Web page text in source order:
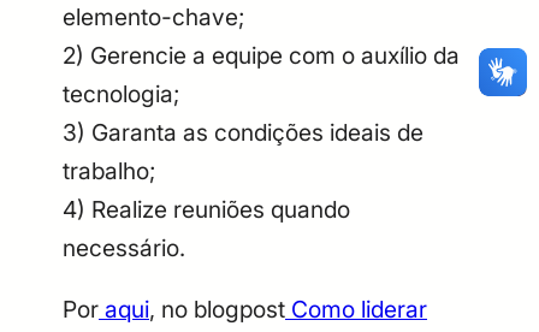
CPF
Digite sua senha
CPF
Digite sua senha Confirme a senha
elemento-chave;
2) Gerencie a equipe com o auxílio da
tecnologia;
3) Garanta as condições ideais de
trabalho;
4) Realize reuniões quando
necessário.
Por aqui, no blogpost Como liderar